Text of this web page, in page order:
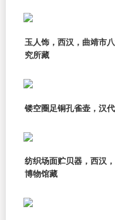
玉人饰，西汉，曲靖市
究所藏
镂空圈足铜孔雀壶，汉
纺织场面贮贝器，西汉
博物馆藏